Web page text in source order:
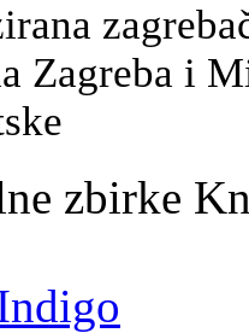
Zagreba i
zbirke